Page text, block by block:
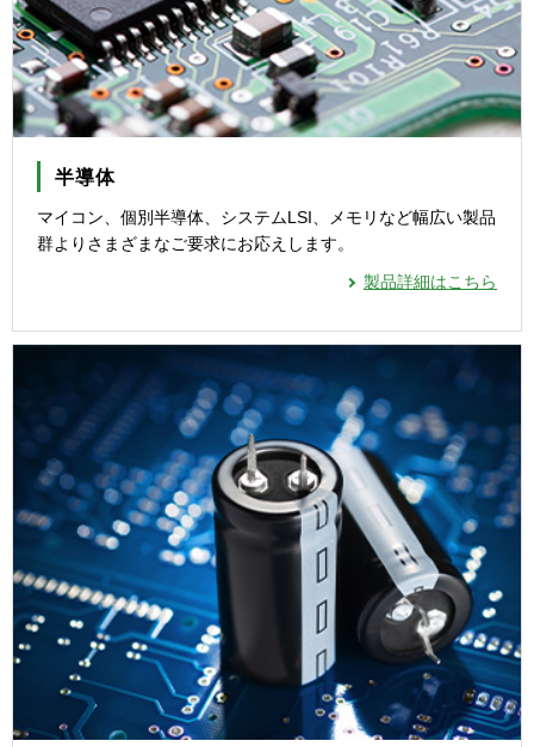
半導体
マイコン、個別半導体、システムLSI、メモリなど幅広い製品
群よりさまざまなご要求にお応えします。
製品詳細はこちら